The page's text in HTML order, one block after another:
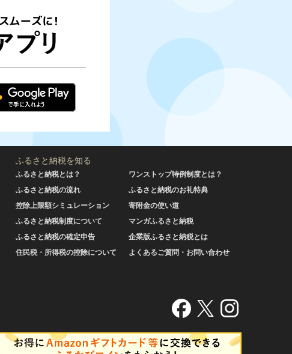
ふるさと納税を知る
ふるさと納税とは？
ふるさと納税の流れ
控除上限額シミュレーション
ふるさと納税制度について
ふるさと納税の確定申告
住民税・所得税の控除について
ワンストップ特例制度とは？
ふるさと納税のお礼特典
寄附金の使い道
マンガふるさと納税
企業版ふるさと納税とは
よくあるご質問・お問い合わせ